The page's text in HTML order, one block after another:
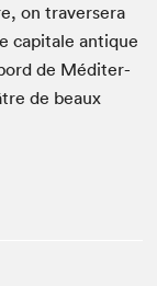
on tra­versera
cap­i­tale antique
de Méditer­
de beaux